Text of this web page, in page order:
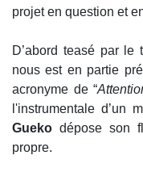
projet en question et
D’abord teasé par le
nous est en partie
acronyme de “
l'instrumentale d’un
Gueko dépose son
propre.